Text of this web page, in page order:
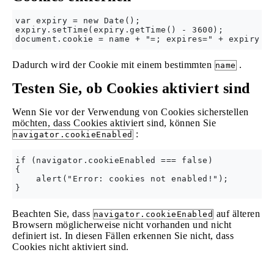
var expiry = new Date();
expiry.setTime(expiry.getTime() - 3600);
Dadurch wird der Cookie mit einem bestimmten name .
Testen Sie, ob Cookies aktiviert sind
Wenn Sie vor der Verwendung von Cookies sicherstellen
möchten, dass Cookies aktiviert sind, können Sie
navigator.cookieEnabled :
if (navigator.cookieEnabled === false)
{
    alert("Error: cookies not enabled!");
Beachten Sie, dass navigator.cookieEnabled auf älteren
Browsern möglicherweise nicht vorhanden und nicht
definiert ist. In diesen Fällen erkennen Sie nicht, dass
Cookies nicht aktiviert sind.